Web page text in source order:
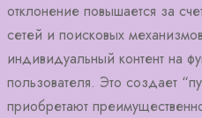
отклонение повышается за
сетей и поисковых
индивидуальный контент на
пользователя. Это создает
приобретают